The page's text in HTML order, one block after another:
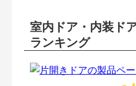
室内ドア・内装ド
ランキング